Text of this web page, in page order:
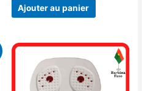
Ajouter au panier